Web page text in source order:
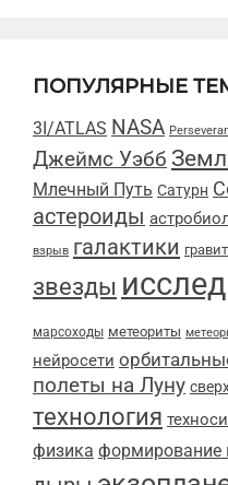
ПОПУЛЯРНЫЕ
3I/ATLAS NASA
Джеймс Уэбб
Млечный Путь Сатурн
астероиды
взрыв галактики
звезды
марсоходы метеориты
нейросети
полеты на Луну
технология
физика формирование